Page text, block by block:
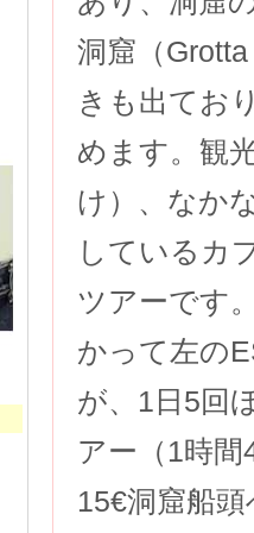
洞窟（
きも出てお
めます。観
け）、なか
しているカ
ツアーです
かって左の
が、1日5回
アー（1時
15€洞窟船